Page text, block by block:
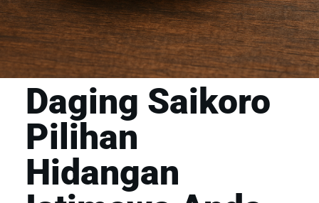
Daging Saikoro
Pilihan
Hidangan